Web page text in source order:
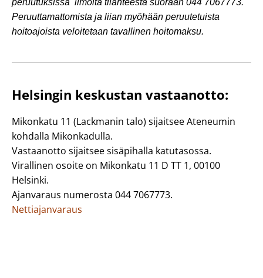
peruutuksissa ilmoita tilanteesta suoraan 044 7067773.
Peruuttamattomista ja liian myöhään peruutetuista
hoitoajoista veloitetaan tavallinen hoitomaksu.
Helsingin keskustan vastaanotto:
Mikonkatu 11 (Lackmanin talo) sijaitsee Ateneumin
kohdalla Mikonkadulla.
Vastaanotto sijaitsee sisäpihalla katutasossa.
Virallinen osoite on Mikonkatu 11 D TT 1, 00100
Helsinki.
Ajanvaraus numerosta 044 7067773.
Nettiajanvaraus